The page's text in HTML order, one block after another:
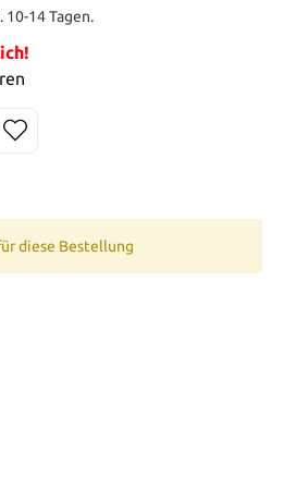
14 Tagen.
diese Bestellung